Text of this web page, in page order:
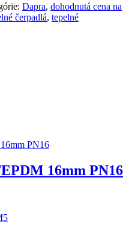
Dapra, dohodnutá cena na
čerpadlá, tepelné
16mm PN16